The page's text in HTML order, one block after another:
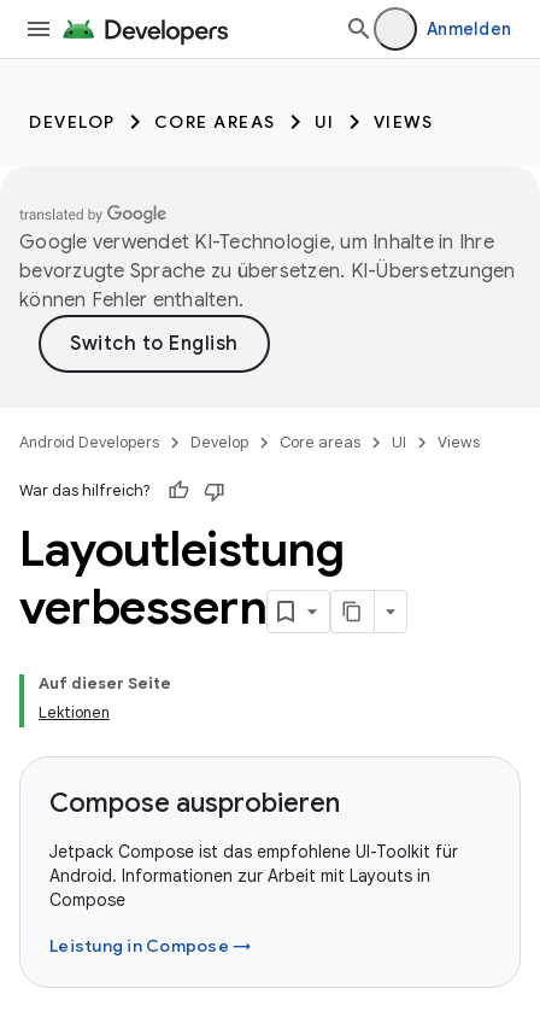
Anmelden
DEVELOP CORE AREAS UI VIEWS
Google verwendet KI-Technologie, um Inhalte in Ihre
bevorzugte Sprache zu übersetzen. KI-Übersetzungen
können Fehler enthalten.
Android Developers Develop Core areas UI Views
War das hilfreich?
Layoutleistung
verbessern
Auf dieser Seite
Lektionen
Compose ausprobieren
Jetpack Compose ist das empfohlene UI-Toolkit für
Android. Informationen zur Arbeit mit Layouts in
Compose
Leistung in Compose →